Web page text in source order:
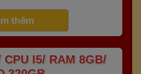
thêm
CPU I5/ RAM 8GB/